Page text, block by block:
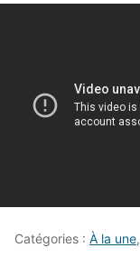
Catégories : À la une,